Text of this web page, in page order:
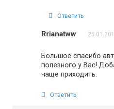
Ответить
Rrianatww
Большое спасибо
полезного у Вас!
чаще приходить.
Ответить